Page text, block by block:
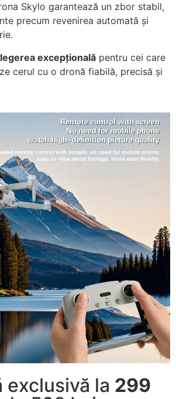
Skylo garantează un zbor stabil,
precum revenirea automată și
excepțională pentru cei care
cerul cu o dronă fiabilă, precisă și
exclusivă la 299